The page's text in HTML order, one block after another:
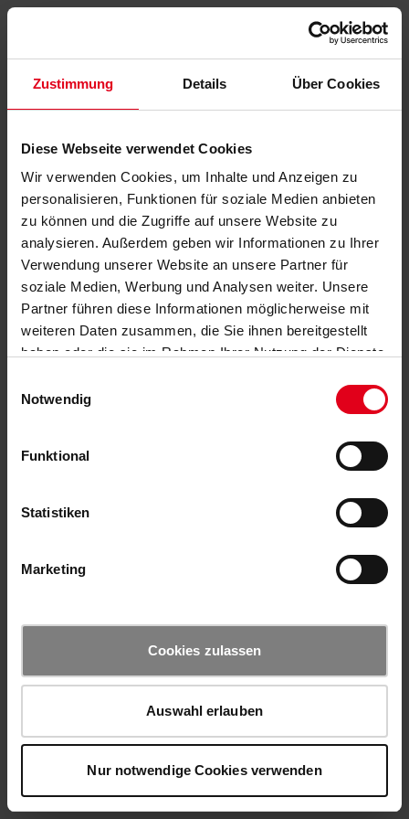
Zustimmung Details Über Cookies
Diese Webseite verwendet Cookies
Wir verwenden Cookies, um Inhalte und Anzeigen zu
personalisieren, Funktionen für soziale Medien anbieten
zu können und die Zugriffe auf unsere Website zu
analysieren. Außerdem geben wir Informationen zu Ihrer
Verwendung unserer Website an unsere Partner für
soziale Medien, Werbung und Analysen weiter. Unsere
Partner führen diese Informationen möglicherweise mit
weiteren Daten zusammen, die Sie ihnen bereitgestellt
haben oder die sie im Rahmen Ihrer Nutzung der Dienste
Notwendig
Funktional
Statistiken
Marketing
Cookies zulassen
Auswahl erlauben
Nur notwendige Cookies verwenden